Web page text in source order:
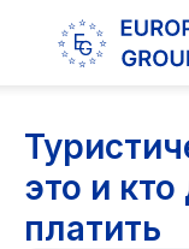
это и
платить